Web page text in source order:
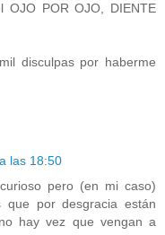
POR OJO, DIENTE
disculpas por haberme
las 18:50
pero (en mi caso)
por desgracia están
hay vez que vengan a